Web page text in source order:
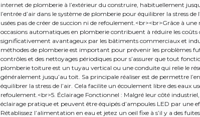
internet de plomberie à l’extérieur du construire, habituellement
l’entrée d’air dans le système de plomberie pour équilibrer la stress
usées pas de créer de succion ni de refoulement.<br><br>Grâce à
occasions automatiques en plomberie contribuent à réduire les
significativement avantageux par les bâtiments commerciaux et
méthodes de plomberie est important pour prévenir les problèmes
contrôles et des nettoyages périodiques pour s’assurer que tout
plomberie toiture est un tuyau vertical ou une conduite qui relie le
généralement jusqu’au toit. Sa principale réaliser est de permettre
équilibrer la stress de l’air. Cela facilite un écoulement libre des eaux
refoulement.<br>5. Éclairage Fonctionnel : Malgré leur côté
éclairage pratique et peuvent être équipés d’ampoules LED par une
Rétablissez l’alimentation en eau et jetez un oeil fixe à s’il y a des